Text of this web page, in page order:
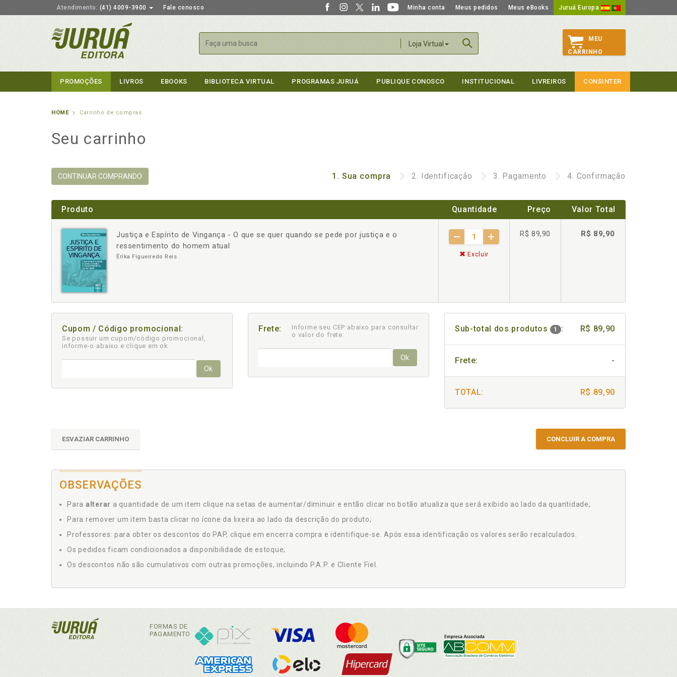
Atendimento: (41) 4009-3900 Fale conosco Minha conta Meus pedidos Meus eBooks Juruá Europa
Loja Virtual
Buscar
MEU
CARRINHO
PROMOÇÕES LIVROS EBOOKS BIBLIOTECA VIRTUAL PROGRAMAS JURUÁ PUBLIQUE CONOSCO INSTITUCIONAL LIVREIROS CONSINTER
HOME Carrinho de compras
Seu carrinho
CONTINUAR COMPRANDO 1. Sua compra 2. Identificação 3. Pagamento 4. Confirmação
Produto Quantidade Preço Valor Total
Justiça e Espírito de Vingança - O que se quer quando se pede por justiça e o
ressentimento do homem atual
Érika Figueiredo Reis
- +
Excluir
R$ 89,90 R$ 89,90
Cupom / Código promocional:
Se possuir um cupom/código promocional,
informe-o abaixo e clique em ok
Ok
Frete:
Informe seu CEP abaixo para consultar
o valor do frete.
Ok
Sub-total dos produtos 1 : R$ 89,90
Frete: -
TOTAL: R$ 89,90
ESVAZIAR CARRINHO CONCLUIR A COMPRA
OBSERVAÇÕES
Para alterar a quantidade de um item clique na setas de aumentar/diminuir e então clicar no botão atualiza que será exibido ao lado da quantidade;
Para remover um item basta clicar no ícone da lixeira ao lado da descrição do produto;
Professores: para obter os descontos do PAP, clique em encerra compra e identifique-se. Após essa identificação os valores serão recalculados.
Os pedidos ficam condicionados a disponibilidade de estoque;
Os descontos não são cumulativos com outras promoções, incluindo P.A.P. e Cliente Fiel.
FORMAS DE
PAGAMENTO